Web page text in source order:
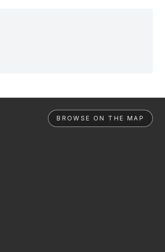
BROWSE ON THE MAP